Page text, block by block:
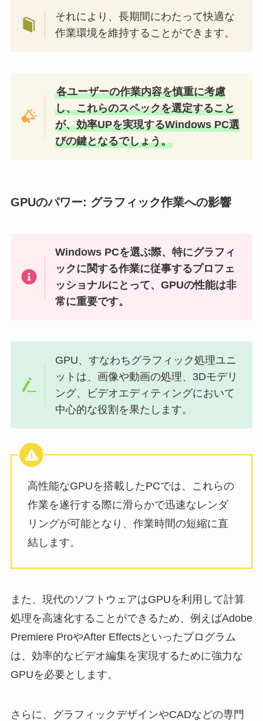
それにより、長期間にわたって快適な
作業環境を維持することができます。
各ユーザーの作業内容を慎重に考慮
し、これらのスペックを選定すること
が、効率UPを実現するWindows PC選
びの鍵となるでしょう。
GPUのパワー: グラフィック作業への影響
Windows PCを選ぶ際、特にグラフィ
ックに関する作業に従事するプロフェ
ッショナルにとって、GPUの性能は非
常に重要です。
GPU、すなわちグラフィック処理ユニ
ットは、画像や動画の処理、3Dモデリ
ング、ビデオエディティングにおいて
中心的な役割を果たします。
高性能なGPUを搭載したPCでは、これらの
作業を遂行する際に滑らかで迅速なレンダ
リングが可能となり、作業時間の短縮に直
結します。
また、現代のソフトウェアはGPUを利用して計算
処理を高速化することができるため、例えばAdobe
Premiere ProやAfter Effectsといったプログラム
は、効率的なビデオ編集を実現するために強力な
GPUを必要とします。
さらに、グラフィックデザインやCADなどの専門